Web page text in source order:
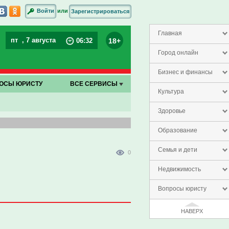
Главная
Город онлайн
Бизнес и финансы
Культура
Здоровье
Образование
Семья и дети
Недвижимость
Вопросы юристу
НАВЕРХ
Войти или Зарегистрироваться
пт , 7 августа 06:32 18+
ЮРИСТУ ВСЕ СЕРВИСЫ
0